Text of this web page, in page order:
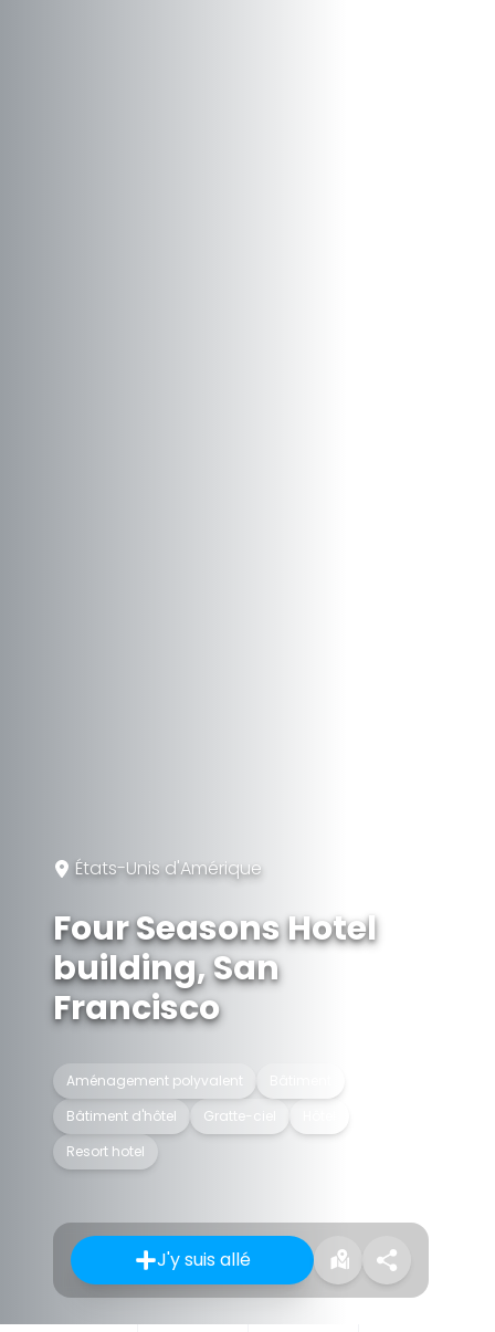
États-Unis d'Amérique
Four Seasons Hotel
building, San
Francisco
Aménagement polyvalent
Bâtiment d'hôtel
Gratte-ciel
Resort hotel
J'y suis allé